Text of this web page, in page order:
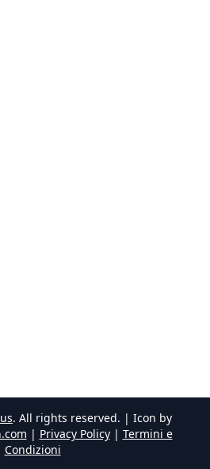
. All rights reserved. | Icon by
| Privacy Policy| Termini e
Condizioni